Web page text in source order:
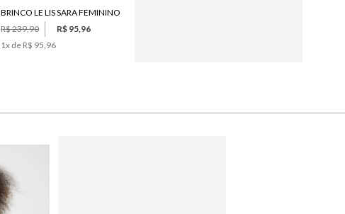
BRINCO LE LIS SARA FEMININO
R$ 239,90
R$ 95,96
1x de R$ 95,96